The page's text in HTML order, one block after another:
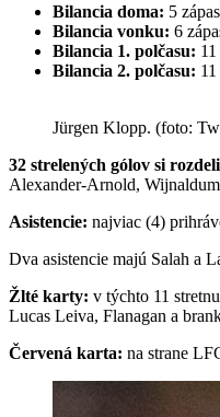
Bilancia doma: 5
Bilancia vonku: 6
Bilancia 1. polčasu:
Bilancia 2. polčasu:
Jürgen Klopp. (foto:
32 strelených gólov si
Alexander-Arnold,
Asistencie: najviac (4)
Dva asistencie majú Salah a
Žlté karty: v týchto 11
Lucas Leiva, Flanagan a
Červená karta: na strane